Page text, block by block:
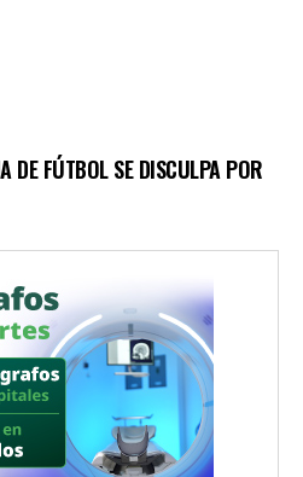
DE FÚTBOL SE DISCULPA POR